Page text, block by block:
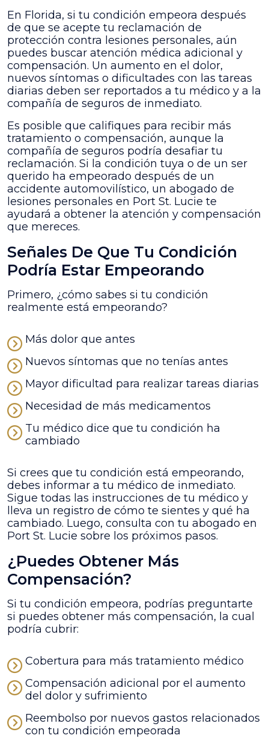
mi
condición
médica
empeora
después
de
que
se
acepte
mi
reclamación?
En Florida, si tu condición empeora después
de que se acepte tu reclamación de
protección contra lesiones personales, aún
puedes buscar atención médica adicional y
compensación. Un aumento en el dolor,
nuevos síntomas o dificultades con las tareas
diarias deben ser reportados a tu médico y a la
compañía de seguros de inmediato.
Es posible que califiques para recibir más
tratamiento o compensación, aunque la
compañía de seguros podría desafiar tu
reclamación. Si la condición tuya o de un ser
querido ha empeorado después de un
accidente automovilístico, un abogado de
lesiones personales en Port St. Lucie te
ayudará a obtener la atención y compensación
que mereces.
Señales De Que Tu Condición
Podría Estar Empeorando
Primero, ¿cómo sabes si tu condición
realmente está empeorando?
Más dolor que antes
Nuevos síntomas que no tenías antes
Mayor dificultad para realizar tareas diarias
Necesidad de más medicamentos
Tu médico dice que tu condición ha
cambiado
Si crees que tu condición está empeorando,
debes informar a tu médico de inmediato.
Sigue todas las instrucciones de tu médico y
lleva un registro de cómo te sientes y qué ha
cambiado. Luego, consulta con tu abogado en
Port St. Lucie sobre los próximos pasos.
¿Puedes Obtener Más
Compensación?
Si tu condición empeora, podrías preguntarte
si puedes obtener más compensación, la cual
podría cubrir:
Cobertura para más tratamiento médico
Compensación adicional por el aumento
del dolor y sufrimiento
Reembolso por nuevos gastos relacionados
con tu condición empeorada